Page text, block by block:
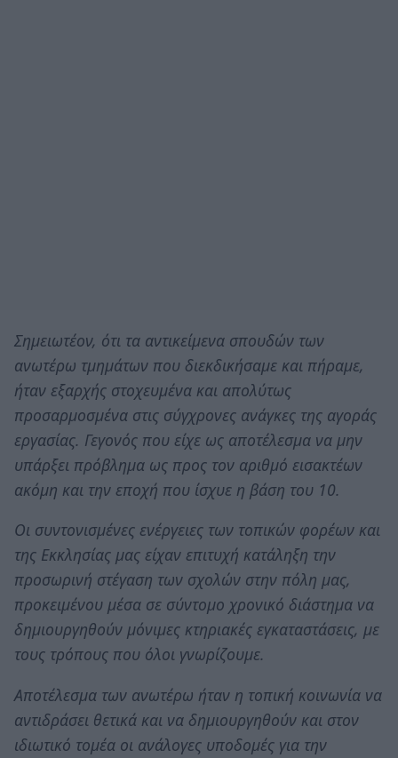
Σημειωτέον, ότι τα αντικείμενα σπουδών των
ανωτέρω τμημάτων που διεκδικήσαμε και πήραμε,
ήταν εξαρχής στοχευμένα και απολύτως
προσαρμοσμένα στις σύγχρονες ανάγκες της αγοράς
εργασίας. Γεγονός που είχε ως αποτέλεσμα να μην
υπάρξει πρόβλημα ως προς τον αριθμό εισακτέων
ακόμη και την εποχή που ίσχυε η βάση του 10.
Οι συντονισμένες ενέργειες των τοπικών φορέων και
της Εκκλησίας μας είχαν επιτυχή κατάληξη την
προσωρινή στέγαση των σχολών στην πόλη μας,
προκειμένου μέσα σε σύντομο χρονικό διάστημα να
δημιουργηθούν μόνιμες κτηριακές εγκαταστάσεις, με
τους τρόπους που όλοι γνωρίζουμε.
Αποτέλεσμα των ανωτέρω ήταν η τοπική κοινωνία να
αντιδράσει θετικά και να δημιουργηθούν και στον
ιδιωτικό τομέα οι ανάλογες υποδομές για την